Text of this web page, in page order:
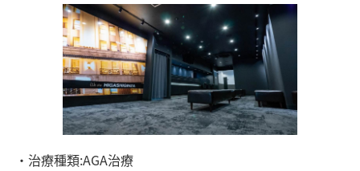
・治療種類:AGA治療